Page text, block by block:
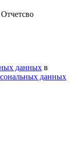
данных в
данных